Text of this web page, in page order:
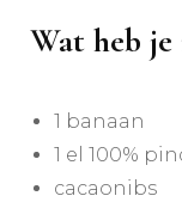
Wat heb je
1 banaan
1 el 100%
cacaonibs